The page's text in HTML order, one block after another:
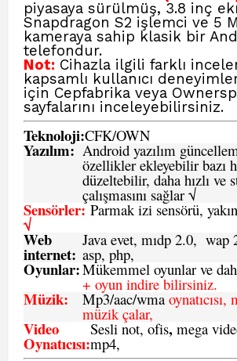
piyasaya sürülmüş, 3.8 inç
Snapdragon S2 işlemci ve 5
kameraya sahip klasik bir
telefondur.
Not: Cihazla ilgili farklı
kapsamlı kullanıcı
için Cepfabrika veya
sayfalarını inceleyebilirsiniz.
Teknoloji:CFK/OWN
Yazılım: Android yazılım
özellikler ekleyebilir bazı
düzeltebilir, daha hızlı ve
çalışmasını sağlar √
Sensörler:
√
Parmak izi sensörü,
Web
internet:
Java evet, mıdp 2.0,
asp, php,
Oyunlar:Mükemmel oyunlar ve
+ oyun indire bilirsiniz.
Müzik: Mp3/aac/wma
müzik çalar,
Video
Oynatıcısı:
Sesli not, ofis, mega
mp4,